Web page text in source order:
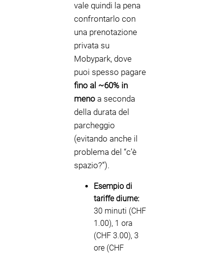
vale quindi la pena
confrontarlo con
una prenotazione
privata su
Mobypark, dove
puoi spesso pagare
fino al ~60% in
meno a seconda
della durata del
parcheggio
(evitando anche il
problema del “c’è
spazio?”).
Esempio di
tariffe diurne:
30 minuti (CHF
1.00), 1 ora
(CHF 3.00), 3
ore (CHF